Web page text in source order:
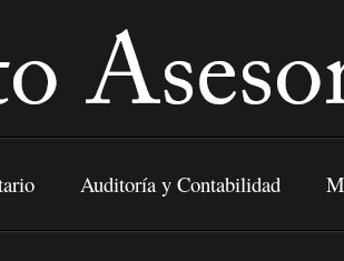
Auditoría y Contabilidad